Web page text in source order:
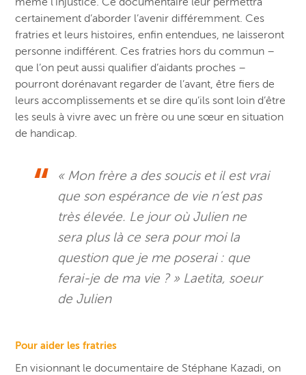
certainement d’aborder l’avenir différemment. Ces
fratries et leurs histoires, enfin entendues, ne laisseront
personne indifférent. Ces fratries hors du commun –
que l’on peut aussi qualifier d’aidants proches –
pourront dorénavant regarder de l’avant, être fiers de
leurs accomplissements et se dire qu’ils sont loin d’être
les seuls à vivre avec un frère ou une sœur en situation
de handicap.
« Mon frère a des soucis et il est vrai
que son espérance de vie n’est pas
très élevée. Le jour où Julien ne
sera plus là ce sera pour moi la
question que je me poserai : que
ferai-je de ma vie ? » Laetita, soeur
de Julien
Pour aider les fratries
En visionnant le documentaire de Stéphane Kazadi, on